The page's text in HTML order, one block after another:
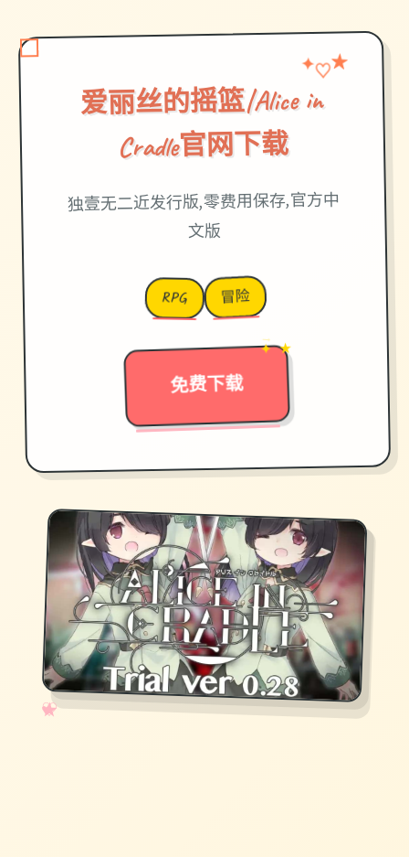
爱丽丝的摇篮|Alice in
Cradle官网下载
✦♡★
独壹无二近发行版,零费用保存,官方中
文版
RPG 冒险
免费下载
→
✦ ★
✧
♡
★
♥